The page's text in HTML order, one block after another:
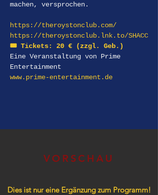
https://theroystonclub.com/
https://theroystonclub.lnk.to/SHACC
🎟️ Tickets: 20 € (zzgl. Geb.)
Eine Veranstaltung von Prime
Entertainment
www.prime-entertainment.de
VORSCHAU
Dies ist nur eine Ergänzung zum Programm!